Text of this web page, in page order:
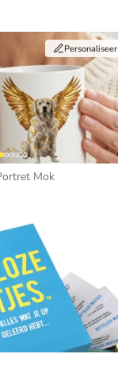
Personaliseer
Mok